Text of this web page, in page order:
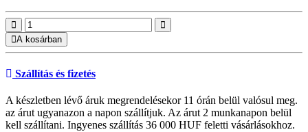
A kosárban
Szállítás és fizetés
A készletben lévő áruk megrendelésekor 11 órán belül valósul meg.
az árut ugyanazon a napon szállítjuk. Az árut 2 munkanapon belül
kell szállítani. Ingyenes szállítás 36 000 HUF feletti vásárlásokhoz.